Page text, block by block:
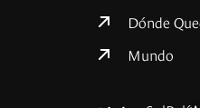
Dónde
Mundo